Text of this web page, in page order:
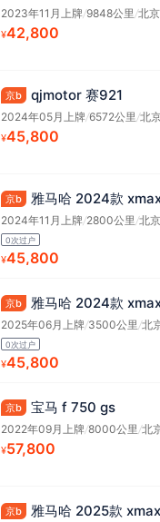
2023年11月上牌/9848公里/北
¥42,800
京b qjmotor 赛921
2024年05月上牌/6572公里/北
¥45,800
京b 雅马哈 2024款
2024年11月上牌/2800公里/北
0次过户
¥45,800
京b 雅马哈 2024款
2025年06月上牌/3500公里/北
0次过户
¥45,800
京b 宝马 f 750 gs
2022年09月上牌/8000公里/北
¥57,800
京b 雅马哈 2025款 xmax